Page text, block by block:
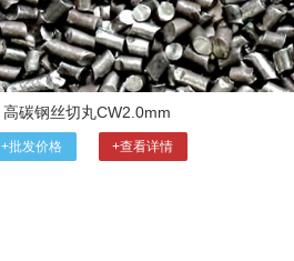
高碳钢丝切丸CW2.0mm
+批发价格 +查看详情